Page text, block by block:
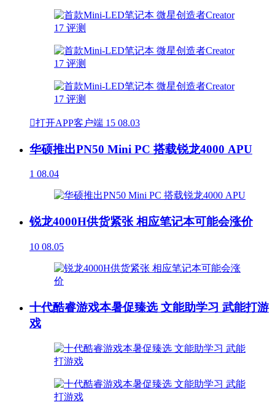
打开APP客户端 15 08.03
华硕推出PN50 Mini PC 搭载锐龙4000 APU
1 08.04
锐龙4000H供货紧张 相应笔记本可能会涨价
10 08.05
十代酷睿游戏本暑促臻选 文能助学习 武能打游
戏